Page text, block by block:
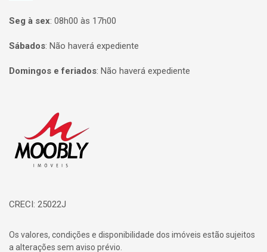
Seg à sex: 08h00 às 17h00
Sábados: Não haverá expediente
Domingos e feriados: Não haverá expediente
CRECI: 25022J
Os valores, condições e disponibilidade dos imóveis estão sujeitos
a alterações sem aviso prévio.